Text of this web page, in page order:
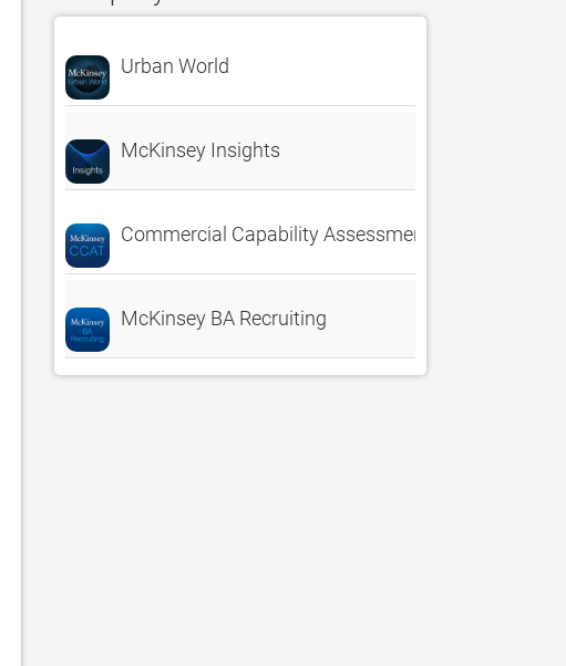
Urban World
McKinsey Insights
Commercial Capability Assessment Tool
McKinsey BA Recruiting